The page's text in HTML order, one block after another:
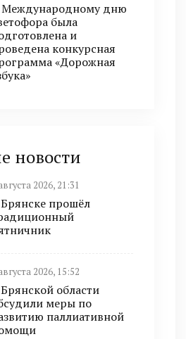
дню
была
и
конкурсная
«Дорожная
новости
2026, 21:31
прошёл
2026, 15:52
области
меры по
паллиативной